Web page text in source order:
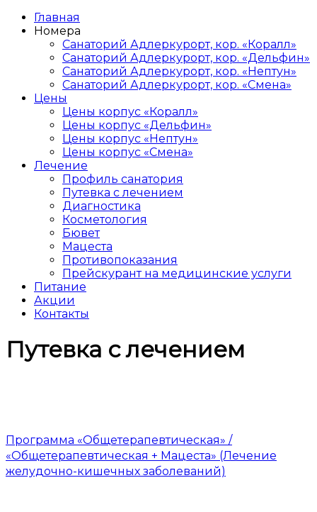
Главная
Номера
Санаторий Адлеркурорт, кор. «Коралл»
Санаторий Адлеркурорт, кор. «Дельфин»
Санаторий Адлеркурорт, кор. «Нептун»
Санаторий Адлеркурорт, кор. «Смена»
Цены
Цены корпус «Коралл»
Цены корпус «Дельфин»
Цены корпус «Нептун»
Цены корпус «Смена»
Лечение
Профиль санатория
Путевка с лечением
Диагностика
Косметология
Бювет
Мацеста
Противопоказания
Прейскурант на медицинские услуги
Питание
Акции
Контакты
Путевка с лечением
Программа «Общетерапевтическая» /
«Общетерапевтическая + Мацеста» (Лечение
желудочно-кишечных заболеваний)